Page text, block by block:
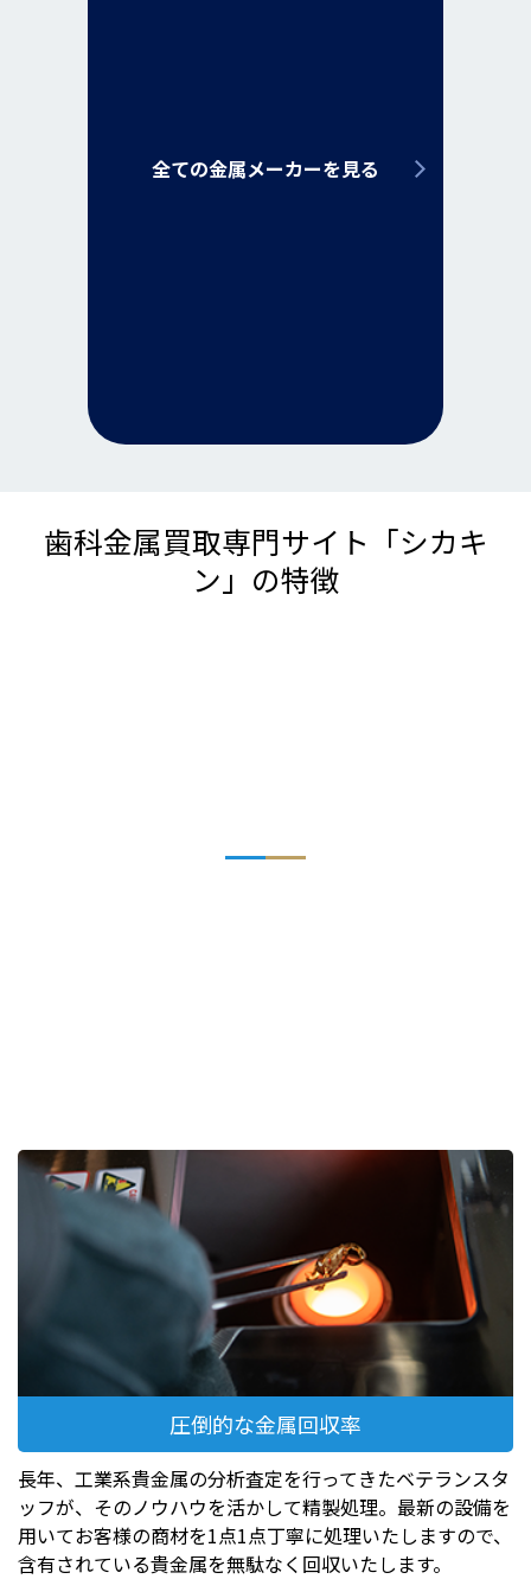
全ての金属メーカーを見る
歯科金属買取専門サイト「シカキ
ン」の特徴
圧倒的な金属回収率
長年、工業系貴金属の分析査定を行ってきたベテランスタ
ッフが、そのノウハウを活かして精製処理。最新の設備を
用いてお客様の商材を1点1点丁寧に処理いたしますので、
含有されている貴金属を無駄なく回収いたします。